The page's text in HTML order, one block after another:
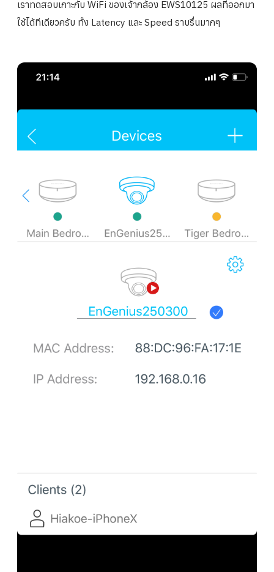
เราทดสอบเกาะกับ WiFi ของเจ้ากล้อง EWS10125 ผลที่ออกมา
ใช้ได้ทีเดียวครับ ทั้ง Latency และ Speed ราบรื่นมากๆ